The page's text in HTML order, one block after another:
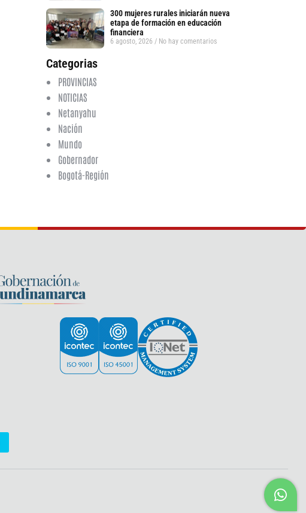
300 mujeres rurales iniciarán nueva
etapa de formación en educación
financiera
6 agosto, 2026 No hay comentarios
Categorias
PROVINCIAS
NOTICIAS
Netanyahu
Nación
Mundo
Gobernador
Bogotá-Región